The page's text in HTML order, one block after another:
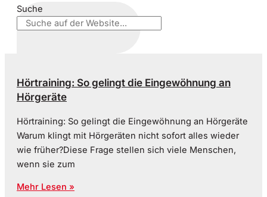
Suche
Hörtraining: So gelingt die Eingewöhnung an
Hörgeräte
Hörtraining: So gelingt die Eingewöhnung an Hörgeräte
Warum klingt mit Hörgeräten nicht sofort alles wieder
wie früher?Diese Frage stellen sich viele Menschen,
wenn sie zum
Mehr Lesen »